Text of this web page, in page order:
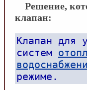
Решение,
клапан:
Клапан для
систем
режиме.